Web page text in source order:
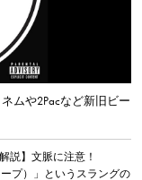
ムや2Pacなど新旧ビー
説】文脈に注意！
ープ）」というスラングの